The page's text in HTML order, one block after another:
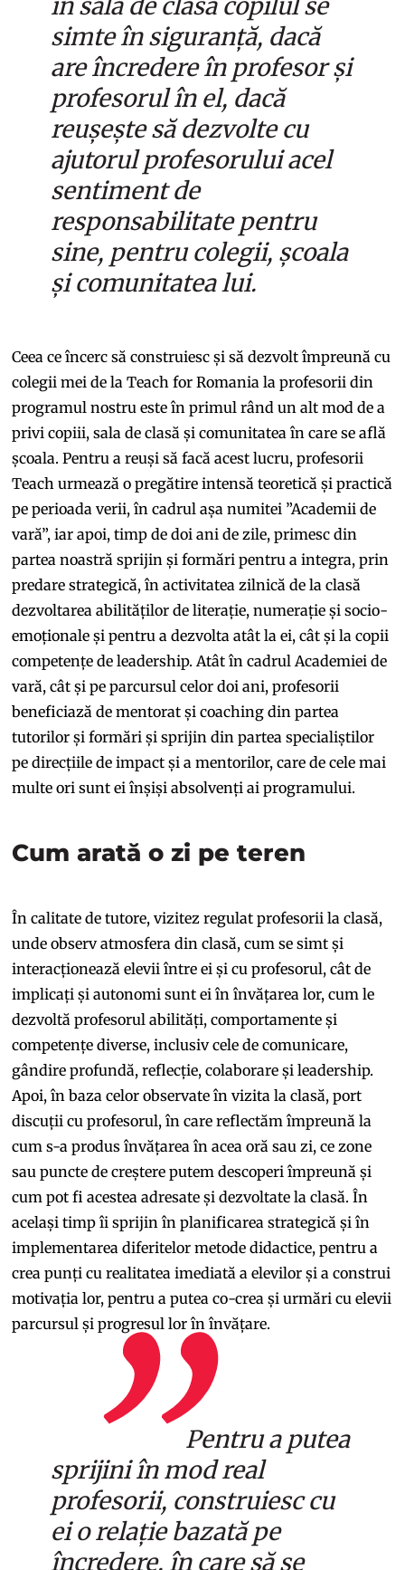
simte în siguranță, dacă
are încredere în profesor și
profesorul în el, dacă
reușește să dezvolte cu
ajutorul profesorului acel
sentiment de
responsabilitate pentru
sine, pentru colegii, școala
și comunitatea lui.
Ceea ce încerc să construiesc și să dezvolt împreună cu
colegii mei de la Teach for Romania la profesorii din
programul nostru este în primul rând un alt mod de a
privi copiii, sala de clasă și comunitatea în care se află
școala. Pentru a reuși să facă acest lucru, profesorii
Teach urmează o pregătire intensă teoretică și practică
pe perioada verii, în cadrul așa numitei ”Academii de
vară”, iar apoi, timp de doi ani de zile, primesc din
partea noastră sprijin și formări pentru a integra, prin
predare strategică, în activitatea zilnică de la clasă
dezvoltarea abilităților de literație, numerație și socio-
emoționale și pentru a dezvolta atât la ei, cât și la copii
competențe de leadership. Atât în cadrul Academiei de
vară, cât și pe parcursul celor doi ani, profesorii
beneficiază de mentorat și coaching din partea
tutorilor și formări și sprijin din partea specialiștilor
pe direcțiile de impact și a mentorilor, care de cele mai
multe ori sunt ei înșiși absolvenți ai programului.
Cum arată o zi pe teren
În calitate de tutore, vizitez regulat profesorii la clasă,
unde observ atmosfera din clasă, cum se simt și
interacționează elevii între ei și cu profesorul, cât de
implicați și autonomi sunt ei în învățarea lor, cum le
dezvoltă profesorul abilități, comportamente și
competențe diverse, inclusiv cele de comunicare,
gândire profundă, reflecție, colaborare și leadership.
Apoi, în baza celor observate în vizita la clasă, port
discuții cu profesorul, în care reflectăm împreună la
cum s-a produs învățarea în acea oră sau zi, ce zone
sau puncte de creștere putem descoperi împreună și
cum pot fi acestea adresate și dezvoltate la clasă. În
același timp îi sprijin în planificarea strategică și în
implementarea diferitelor metode didactice, pentru a
crea punți cu realitatea imediată a elevilor și a construi
motivația lor, pentru a putea co-crea și urmări cu elevii
parcursul și progresul lor în învățare.
Pentru a putea
sprijini în mod real
profesorii, construiesc cu
ei o relație bazată pe
încredere, în care să se